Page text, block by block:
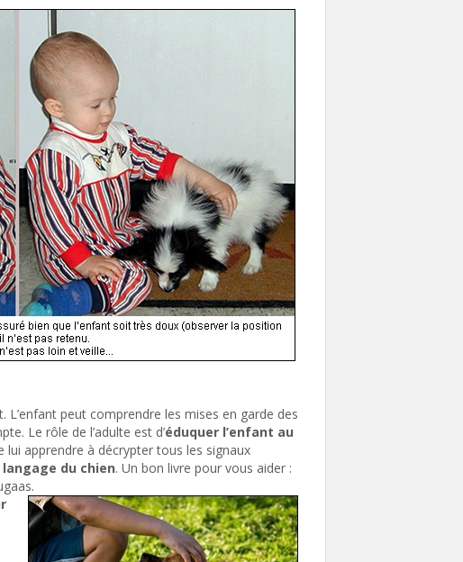
L’enfant peut comprendre les mises en garde des
Le rôle de l’adulte est d’éduquer l’enfant au
apprendre à décrypter tous les signaux
du chien. Un bon livre pour vous aider :